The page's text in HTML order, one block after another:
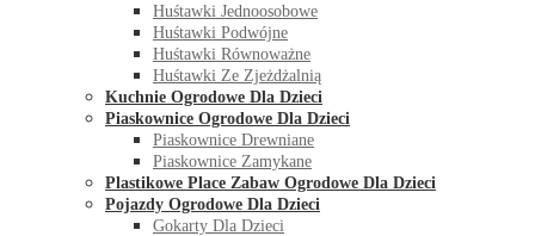
Huśtawki Jednoosobowe
Huśtawki Podwójne
Huśtawki Równoważne
Huśtawki Ze Zjeżdżalnią
Kuchnie Ogrodowe Dla Dzieci
Piaskownice Ogrodowe Dla Dzieci
Piaskownice Drewniane
Piaskownice Zamykane
Plastikowe Place Zabaw Ogrodowe Dla Dzieci
Pojazdy Ogrodowe Dla Dzieci
Gokarty Dla Dzieci